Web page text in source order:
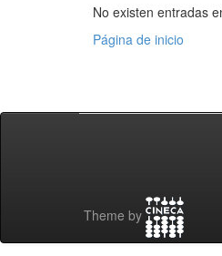
No existen entradas
Página de inicio
Theme by